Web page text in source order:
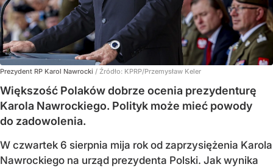
Prezydent RP Karol Nawrocki / Źródło: KPRP/Przemysław Keler
Większość Polaków dobrze ocenia prezydenturę
Karola Nawrockiego. Polityk może mieć powody
do zadowolenia.
W czwartek 6 sierpnia mija rok od zaprzysiężenia Karola
Nawrockiego na urząd prezydenta Polski. Jak wynika